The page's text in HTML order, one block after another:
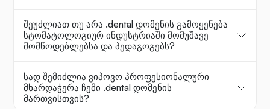
შეუძლიათ თუ არა .dental დომენის გამოყენება
სტომატოლოგიურ ინდუსტრიაში მომუშავე
მომწოდებლებსა და პედაგოგებს?
სად შემიძლია ვიპოვო პროფესიონალური
მხარდაჭერა ჩემი .dental დომენის
მართვისთვის?